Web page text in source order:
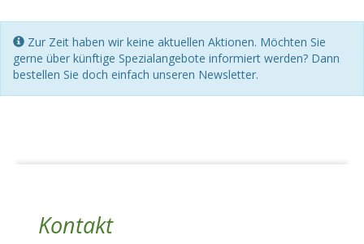
Zur Zeit haben wir keine aktuellen Aktionen. Möchten Sie
gerne über künftige Spezialangebote informiert werden? Dann
bestellen Sie doch einfach unseren Newsletter.
Kontakt